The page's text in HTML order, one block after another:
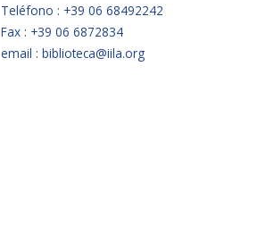
Teléfono : +39 06 68492242
Fax : +39 06 6872834
email : biblioteca@iila.org